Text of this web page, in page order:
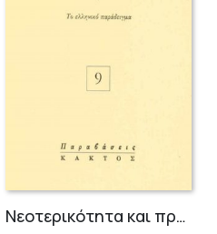
Νεοτερικότητα και πρόοδος